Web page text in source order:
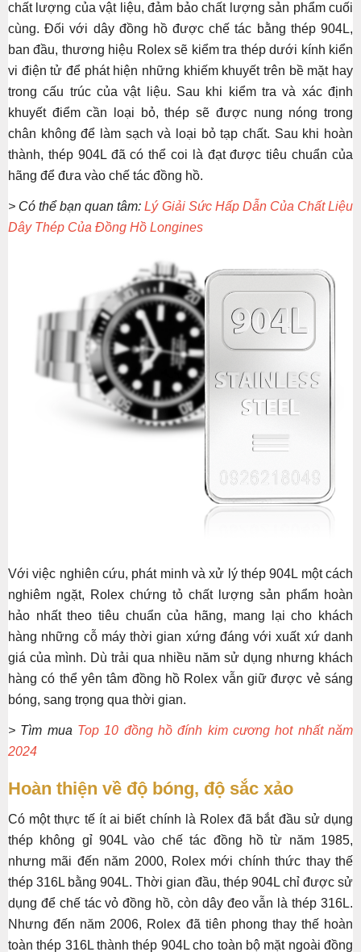
chất lượng của vật liệu, đảm bảo chất lượng sản phẩm cuối
cùng. Đối với dây đồng hồ được chế tác bằng thép 904L,
ban đầu, thương hiệu Rolex sẽ kiểm tra thép dưới kính kiển
vi điện tử để phát hiện những khiếm khuyết trên bề mặt hay
trong cấu trúc của vật liệu. Sau khi kiểm tra và xác định
khuyết điểm cần loại bỏ, thép sẽ được nung nóng trong
chân không để làm sạch và loại bỏ tạp chất. Sau khi hoàn
thành, thép 904L đã có thể coi là đạt được tiêu chuẩn của
hãng để đưa vào chế tác đồng hồ.
> Có thể bạn quan tâm:Lý Giải Sức Hấp Dẫn Của Chất Liệu
Dây Thép Của Đồng Hồ Longines
Với việc nghiên cứu, phát minh và xử lý thép 904L một cách
nghiêm ngặt, Rolex chứng tỏ chất lượng sản phẩm hoàn
hảo nhất theo tiêu chuẩn của hãng, mang lại cho khách
hàng những cỗ máy thời gian xứng đáng với xuất xứ danh
giá của mình. Dù trải qua nhiều năm sử dụng nhưng khách
hàng có thể yên tâm đồng hồ Rolex vẫn giữ được vẻ sáng
bóng, sang trọng qua thời gian.
> Tìm mua Top 10 đồng hồ đính kim cương hot nhất năm
2024
Hoàn thiện về độ bóng, độ sắc xảo
Có một thực tế ít ai biết chính là Rolex đã bắt đầu sử dụng
thép không gỉ 904L vào chế tác đồng hồ từ năm 1985,
nhưng mãi đến năm 2000, Rolex mới chính thức thay thế
thép 316L bằng 904L. Thời gian đầu, thép 904L chỉ được sử
dụng để chế tác vỏ đồng hồ, còn dây đeo vẫn là thép 316L.
Nhưng đến năm 2006, Rolex đã tiên phong thay thế hoàn
toàn thép 316L thành thép 904L cho toàn bộ mặt ngoài đồng